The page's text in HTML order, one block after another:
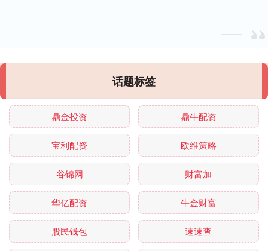
话题标签
鼎金投资 鼎牛配资
宝利配资 欧维策略
谷锦网 财富加
华亿配资 牛金财富
股民钱包 速速查